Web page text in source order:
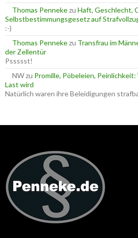
Thomas Pennekezu Haft, Geschlecht,
Selbstbestimmungsgesetz auf
:-)
Thomas Pennekezu Transfrau im
der Zellentür
Pssssst!
NWzu Promille, Pöbeleien,
Last wird
Natürlich waren ihre Beleidigungen